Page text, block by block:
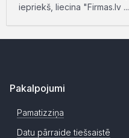
iepriekš, liecina "Firmas.lv ...
Pakalpojumi
Pamatizziņa
Datu pārraide tiešsaistē